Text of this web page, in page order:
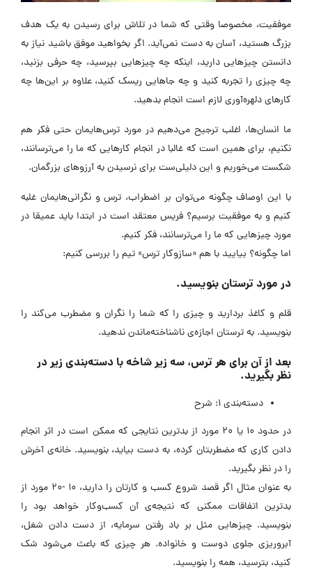
موفقیت، مخصوصا وقتی که شما در تلاش برای رسیدن به یک هدف
بزرگ هستید، آسان به دست نمی‌آید. اگر بخواهید موفق باشید نیاز به
دانستن چیزهایی دارید، اینکه چه چیزهایی بپرسید، چه حرفی بزنید،
چه چیزی را تجربه کنید و چه جاهایی ریسک کنید، علاوه بر این‌ها چه
کارهای دلهره‌آوری لازم است انجام بدهید.
ما انسان‌ها، اغلب ترجیح می‌دهیم در مورد ترس‌هایمان حتی فکر هم
نکنیم، برای همین است که غالبا در انجام کارهایی که ما را می‌ترسانند،
شکست می‌خوریم و این دلیلی‌ست برای نرسیدن به آرزوهای بزرگمان.
با این اوصاف چگونه می‌توان بر اضطراب، ترس و نگرانی‌هایمان غلبه
کنیم و به موفقیت برسیم؟ فریس معتقد است در ابتدا باید عمیقا در
مورد چیزهایی که ما را می‌ترسانند، فکر کنیم.
اما چگونه؟ بیایید با هم «سازوکار ترس» تیم را بررسی کنیم:
در مورد ترستان بنویسید.
قلم و کاغذ بردارید و چیزی را که شما را نگران و مضطرب می‌کند را
بنویسید. به ترستان اجازه‌ی ناشناخته‌ماندن ندهید.
بعد از آن برای هر ترس، سه زیر شاخه با دسته‌بندی زیر در
نظر بگیرید.
دسته‌بندی ۱: شرح
در حدود ۱۰ یا ۲۰ مورد از بدترین نتایجی که ممکن است در اثر انجام
دادن کاری که مضطربتان کرده، به دست بیاید، بنویسید. خانه‌ی آخرش
را در نظر بگیرید.
به عنوان مثال اگر قصد شروع کسب و کارتان را دارید، ۱۰ -۲۰ مورد از
بدترین اتفاقات ممکنی که نتیجه‌ی آن کسب‌و‌کار خواهد بود را
بنویسید. چیزهایی مثل بر باد رفتن سرمایه، از دست دادن شغل،
آبروریزی جلوی دوست و خانواده. هر چیزی که باعث می‌شود شک
کنید، بترسید، همه را بنویسید.